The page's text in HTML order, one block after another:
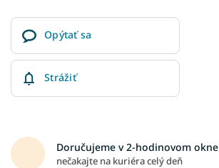
Opýtať sa
Strážiť
Doručujeme v 2-hodinovom okne
nečakajte na kuriéra celý deň